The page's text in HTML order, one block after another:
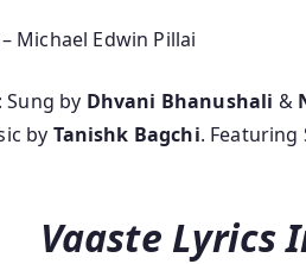
Michael Edwin Pillai
: Sung by Dhvani Bhanushali &
by Tanishk Bagchi. Featuring
Vaaste Lyrics